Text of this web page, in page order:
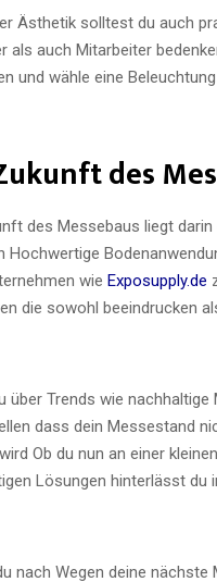
Ästhetik solltest du auch
als auch Mitarbeiter
und wähle eine
des
des Messebaus liegt
Hochwertige
wie Exposupply.de
die sowohl beeindrucken
über Trends wie
dass dein Messestand
Ob du nun an einer
Lösungen hinterlässt du
nach Wegen deine